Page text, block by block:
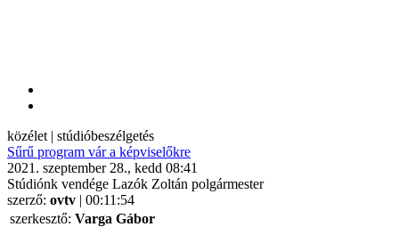
közélet | stúdióbeszélgetés
Sűrű program vár a képviselőkre
2021. szeptember 28., kedd 08:41
Stúdiónk vendége Lazók Zoltán polgármester
szerző: ovtv | 00:11:54
szerkesztő: Varga Gábor